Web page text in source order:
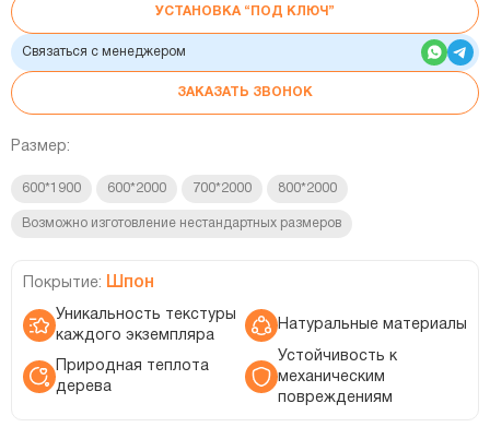
УСТАНОВКА “ПОД КЛЮЧ”
Связаться с менеджером
ЗАКАЗАТЬ ЗВОНОК
Размер:
600*1900 600*2000 700*2000 800*2000
Возможно изготовление нестандартных размеров
Покрытие: Шпон
Уникальность текстуры
каждого экземпляра
Натуральные материалы
Природная теплота
дерева
Устойчивость к
механическим
повреждениям